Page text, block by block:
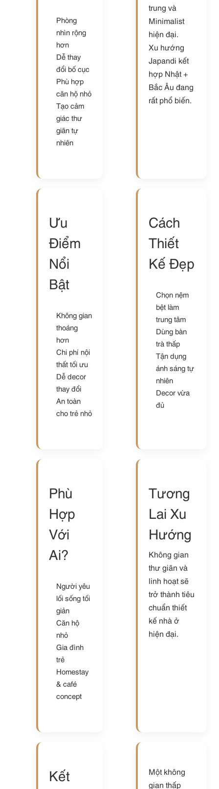
Phòng
nhìn rộng
hơn
Dễ thay
đổi bố cục
Phù hợp
căn hộ nhỏ
Tạo cảm
giác thư
giãn tự
nhiên
trung và
Minimalist
hiện đại.
Xu hướng
Japandi kết
hợp Nhật +
Bắc Âu đang
rất phổ biến.
Ưu
Điểm
Nổi
Bật
Không gian
thoáng
hơn
Chi phí nội
thất tối ưu
Dễ decor
thay đổi
An toàn
cho trẻ nhỏ
Cách
Thiết
Kế Đẹp
Chọn nệm
bệt làm
trung tâm
Dùng bàn
trà thấp
Tận dụng
ánh sáng tự
nhiên
Decor vừa
đủ
Phù
Hợp
Với
Ai?
Người yêu
lối sống tối
giản
Căn hộ
nhỏ
Gia đình
trẻ
Homestay
& café
concept
Tương
Lai Xu
Hướng
Không gian
thư giãn và
linh hoạt sẽ
trở thành tiêu
chuẩn thiết
kế nhà ở
hiện đại.
Kết
Một không
gian thấp